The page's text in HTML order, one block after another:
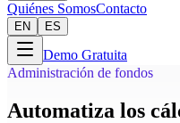
Quiénes SomosContacto
EN ES
Demo Gratuita
Administración de fondos
Automatiza los